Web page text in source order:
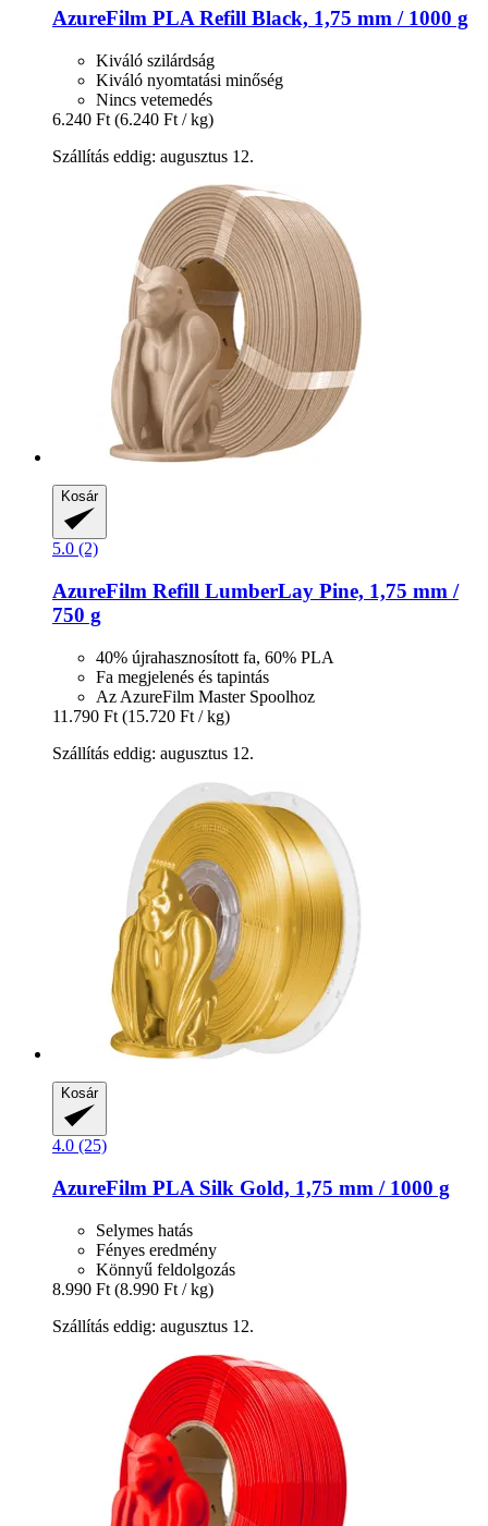
AzureFilm PLA Refill Black, 1,75 mm / 1000 g
Kiváló szilárdság
Kiváló nyomtatási minőség
Nincs vetemedés
6.240 Ft (6.240 Ft / kg)
Szállítás eddig: augusztus 12.
Kosár
5.0 (2)
AzureFilm Refill LumberLay Pine, 1,75 mm /
750 g
40% újrahasznosított fa, 60% PLA
Fa megjelenés és tapintás
Az AzureFilm Master Spoolhoz
11.790 Ft (15.720 Ft / kg)
Szállítás eddig: augusztus 12.
Kosár
4.0 (25)
AzureFilm PLA Silk Gold, 1,75 mm / 1000 g
Selymes hatás
Fényes eredmény
Könnyű feldolgozás
8.990 Ft (8.990 Ft / kg)
Szállítás eddig: augusztus 12.